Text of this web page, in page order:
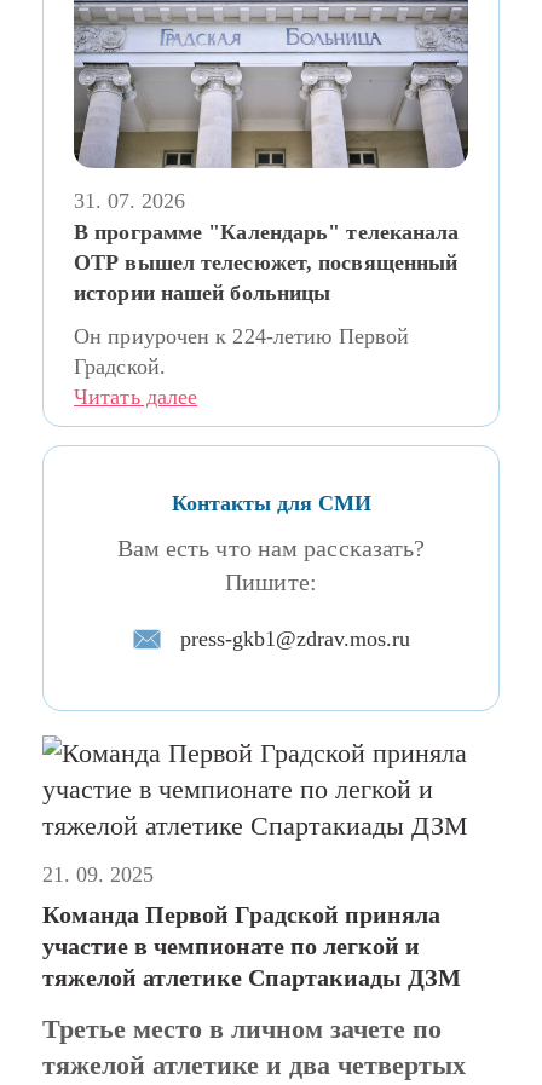
31. 07. 2026
В программе "Календарь" телеканала
ОТР вышел телесюжет, посвященный
истории нашей больницы
Он приурочен к 224-летию Первой
Градской.
Читать далее
Контакты для СМИ
Вам есть что нам рассказать?
Пишите:
press-gkb1@zdrav.mos.ru
21. 09. 2025
Команда Первой Градской приняла
участие в чемпионате по легкой и
тяжелой атлетике Спартакиады ДЗМ
Третье место в личном зачете по
тяжелой атлетике и два четвертых